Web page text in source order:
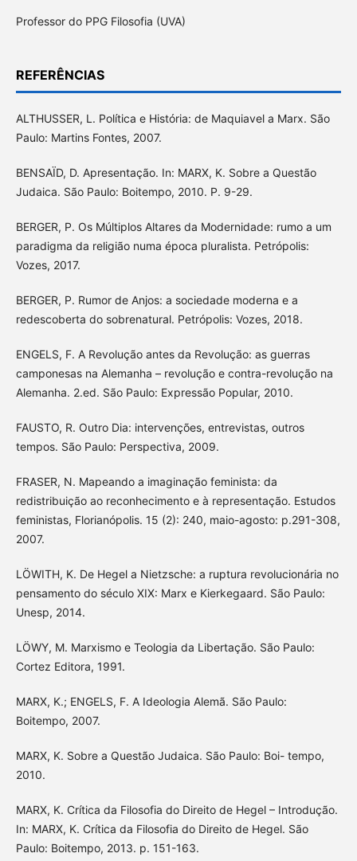
Professor do PPG Filosofia (UVA)
REFERÊNCIAS
ALTHUSSER, L. Política e História: de Maquiavel a Marx. São
Paulo: Martins Fontes, 2007.
BENSAÏD, D. Apresentação. In: MARX, K. Sobre a Questão
Judaica. São Paulo: Boitempo, 2010. P. 9-29.
BERGER, P. Os Múltiplos Altares da Modernidade: rumo a um
paradigma da religião numa época pluralista. Petrópolis:
Vozes, 2017.
BERGER, P. Rumor de Anjos: a sociedade moderna e a
redescoberta do sobrenatural. Petrópolis: Vozes, 2018.
ENGELS, F. A Revolução antes da Revolução: as guerras
camponesas na Alemanha – revolução e contra-revolução na
Alemanha. 2.ed. São Paulo: Expressão Popular, 2010.
FAUSTO, R. Outro Dia: intervenções, entrevistas, outros
tempos. São Paulo: Perspectiva, 2009.
FRASER, N. Mapeando a imaginação feminista: da
redistribuição ao reconhecimento e à representação. Estudos
feministas, Florianópolis. 15 (2): 240, maio-agosto: p.291-308,
2007.
LÖWITH, K. De Hegel a Nietzsche: a ruptura revolucionária no
pensamento do século XIX: Marx e Kierkegaard. São Paulo:
Unesp, 2014.
LÖWY, M. Marxismo e Teologia da Libertação. São Paulo:
Cortez Editora, 1991.
MARX, K.; ENGELS, F. A Ideologia Alemã. São Paulo:
Boitempo, 2007.
MARX, K. Sobre a Questão Judaica. São Paulo: Boi- tempo,
2010.
MARX, K. Crítica da Filosofia do Direito de Hegel – Introdução.
In: MARX, K. Crítica da Filosofia do Direito de Hegel. São
Paulo: Boitempo, 2013. p. 151-163.